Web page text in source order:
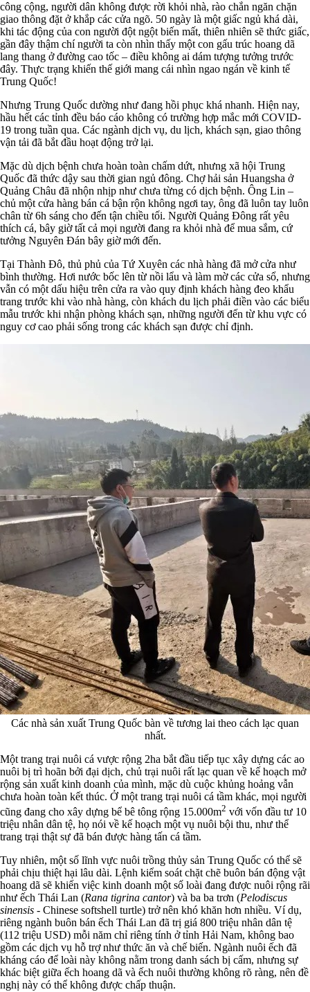
công cộng, người dân không được rời khỏi nhà, rào chắn ngăn chặn
giao thông đặt ở khắp các cửa ngõ. 50 ngày là một giấc ngủ khá dài,
khi tác động của con người đột ngột biến mất, thiên nhiên sẽ thức giấc,
gần đây thậm chí người ta còn nhìn thấy một con gấu trúc hoang dã
lang thang ở đường cao tốc – điều không ai dám tượng tưởng trước
đây. Thực trạng khiến thế giới mang cái nhìn ngao ngán về kinh tế
Trung Quốc!
Nhưng Trung Quốc dường như đang hồi phục khá nhanh. Hiện nay,
hầu hết các tỉnh đều báo cáo không có trường hợp mắc mới COVID-
19 trong tuần qua. Các ngành dịch vụ, du lịch, khách sạn, giao thông
vận tải đã bắt đầu hoạt động trở lại.
Mặc dù dịch bệnh chưa hoàn toàn chấm dứt, nhưng xã hội Trung
Quốc đã thức dậy sau thời gian ngủ đông. Chợ hải sản Huangsha ở
Quảng Châu đã nhộn nhịp như chưa từng có dịch bệnh. Ông Lin –
chủ một cửa hàng bán cá bận rộn không ngơi tay, ông đã luôn tay luôn
chân từ 6h sáng cho đến tận chiều tối. Người Quảng Đông rất yêu
thích cá, bây giờ tất cả mọi người đang ra khỏi nhà để mua sắm, cứ
tưởng Nguyên Đán bây giờ mới đến.
Tại Thành Đô, thủ phủ của Tứ Xuyên các nhà hàng đã mở cửa như
bình thường. Hơi nước bốc lên từ nồi lẩu và làm mờ các cửa sổ, nhưng
vẫn có một dấu hiệu trên cửa ra vào quy định khách hàng đeo khẩu
trang trước khi vào nhà hàng, còn khách du lịch phải điền vào các biểu
mẫu trước khi nhận phòng khách sạn, những người đến từ khu vực có
nguy cơ cao phải sống trong các khách sạn được chỉ định.
Các nhà sản xuất Trung Quốc bàn về tương lai theo cách lạc quan
nhất.
Một trang trại nuôi cá vược rộng 2ha bắt đầu tiếp tục xây dựng các ao
nuôi bị trì hoãn bởi đại dịch, chủ trại nuôi rất lạc quan về kế hoạch mở
rộng sản xuất kinh doanh của mình, mặc dù cuộc khủng hoảng vẫn
chưa hoàn toàn kết thúc. Ở một trang trại nuôi cá tầm khác, mọi người
cũng đang cho xây dựng bể bê tông rộng 15.000m2 với vốn đầu tư 10
triệu nhân dân tệ, họ nói về kế hoạch một vụ nuôi bội thu, như thể
trang trại thật sự đã bán được hàng tấn cá tầm.
Tuy nhiên, một số lĩnh vực nuôi trồng thủy sản Trung Quốc có thể sẽ
phải chịu thiệt hại lâu dài. Lệnh kiểm soát chặt chẽ buôn bán động vật
hoang dã sẽ khiến việc kinh doanh một số loài đang được nuôi rộng rãi
như ếch Thái Lan (Rana tigrina cantor) và ba ba trơn (Pelodiscus
sinensis - Chinese softshell turtle) trở nên khó khăn hơn nhiều. Ví dụ,
riêng ngành buôn bán ếch Thái Lan đã trị giá 800 triệu nhân dân tệ
(112 triệu USD) mỗi năm chỉ riêng tính ở tỉnh Hải Nam, không bao
gồm các dịch vụ hỗ trợ như thức ăn và chế biến. Ngành nuôi ếch đã
kháng cáo để loài này không nằm trong danh sách bị cấm, nhưng sự
khác biệt giữa ếch hoang dã và ếch nuôi thường không rõ ràng, nên đề
nghị này có thể không được chấp thuận.